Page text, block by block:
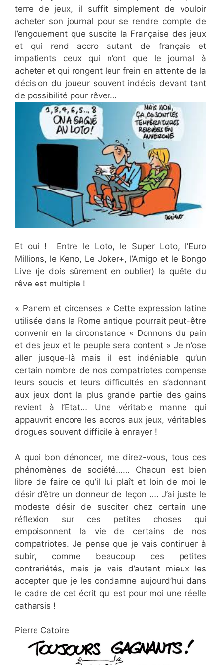
terre de jeux, il suffit simplement de vouloir
acheter son journal pour se rendre compte de
l’engouement que suscite la Française des jeux
et qui rend accro autant de français et
impatients ceux qui n’ont que le journal à
acheter et qui rongent leur frein en attente de la
décision du joueur souvent indécis devant tant
de possibilité pour rêver…
Et oui ! Entre le Loto, le Super Loto, l’Euro
Millions, le Keno, Le Joker+, l’Amigo et le Bongo
Live (je dois sûrement en oublier) la quête du
rêve est multiple !
« Panem et circenses » Cette expression latine
utilisée dans la Rome antique pourrait peut-être
convenir en la circonstance « Donnons du pain
et des jeux et le peuple sera content » Je n’ose
aller jusque-là mais il est indéniable qu’un
certain nombre de nos compatriotes compense
leurs soucis et leurs difficultés en s’adonnant
aux jeux dont la plus grande partie des gains
revient à l’Etat… Une véritable manne qui
appauvrit encore les accros aux jeux, véritables
drogues souvent difficile à enrayer !
A quoi bon dénoncer, me direz-vous, tous ces
phénomènes de société…… Chacun est bien
libre de faire ce qu’il lui plaît et loin de moi le
désir d’être un donneur de leçon …. J’ai juste le
modeste désir de susciter chez certain une
réflexion sur ces petites choses qui
empoisonnent la vie de certains de nos
compatriotes. Je pense que je vais continuer à
subir, comme beaucoup ces petites
contrariétés, mais je vais d’autant mieux les
accepter que je les condamne aujourd’hui dans
le cadre de cet écrit qui est pour moi une réelle
catharsis !
Pierre Catoire